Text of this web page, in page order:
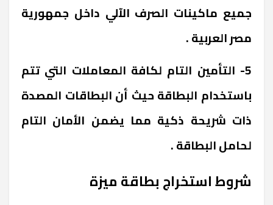
جميع ماكينات الصرف الآلي داخل جمهورية
مصر العربية .
5- التأمين التام لكافة المعاملات التي تتم
باستخدام البطاقة حيث أن البطاقات المصدة
ذات شريحة ذكية مما يضمن الأمان التام
لحامل البطاقة .
شروط استخراج بطاقة ميزة